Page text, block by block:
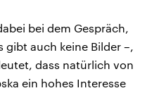
bei dem Gespräch,
gibt auch keine Bilder –,
dass natürlich von
ein hohes Interesse